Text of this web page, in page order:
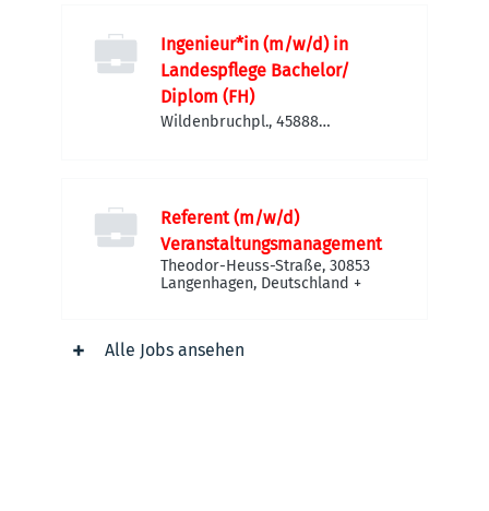
Ingenieur*in (m/w/d) in
Landespflege Bachelor/
Diplom (FH)
Wildenbruchpl., 45888
Referent (m/w/d)
Veranstaltungsmanagement
Theodor-Heuss-Straße, 30853
Langenhagen, Deutschland +
Alle Jobs ansehen